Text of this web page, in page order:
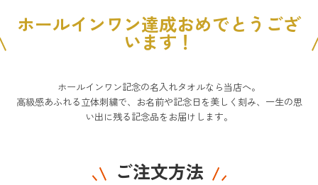
ホールインワン達成おめでとうござ
います！
ホールインワン記念の名入れタオルなら当店へ。
高級感あふれる立体刺繍で、お名前や記念日を美しく刻み、一生の思
い出に残る記念品をお届けします。
ご注文方法